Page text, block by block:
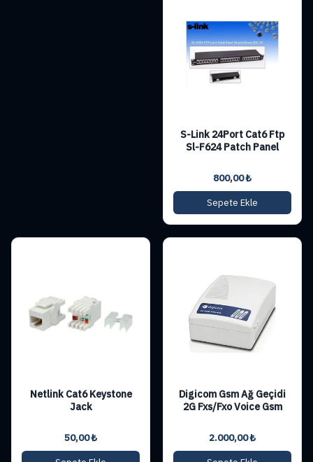
S-Link 24Port Cat6 Ftp
Sl-F624 Patch Panel
800,00₺
Sepete Ekle
Netlink Cat6 Keystone
Jack
50,00₺
Digicom Gsm Ağ Geçidi
2G Fxs/Fxo Voice Gsm
2.000,00₺